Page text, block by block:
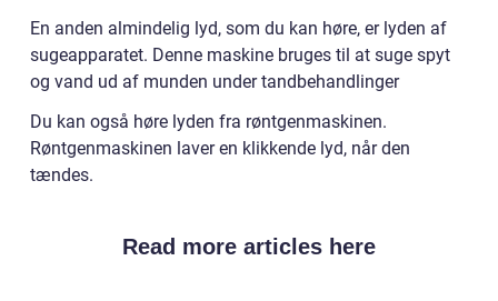
En anden almindelig lyd, som du kan høre, er lyden af
sugeapparatet. Denne maskine bruges til at suge spyt
og vand ud af munden under tandbehandlinger
Du kan også høre lyden fra røntgenmaskinen.
Røntgenmaskinen laver en klikkende lyd, når den
tændes.
Read more articles here